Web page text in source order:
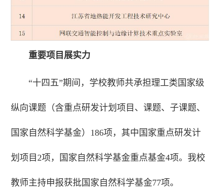
重要项目展实力
“十四五”期间，学校教师共承担理工类国家级
纵向课题（含重点研发计划项目、课题、子课题、
国家自然科学基金）186项，其中国家重点研发计
划项目2项，国家自然科学基金重点基金4项。我校
教师主持申报获批国家自然科学基金77项。